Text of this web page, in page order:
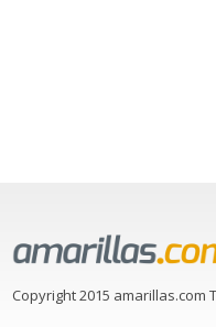
Copyright 2015